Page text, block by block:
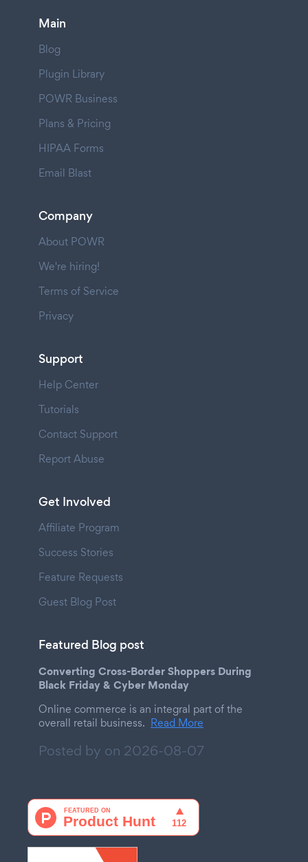
Main
Blog
Plugin Library
POWR Business
Plans & Pricing
HIPAA Forms
Email Blast
Company
About POWR
We're hiring!
Terms of Service
Privacy
Support
Help Center
Tutorials
Contact Support
Report Abuse
Get Involved
Affiliate Program
Success Stories
Feature Requests
Guest Blog Post
Featured Blog post
Converting Cross-Border Shoppers During
Black Friday & Cyber Monday
Online commerce is an integral part of the
overall retail business. Read More
Posted by on 2026-08-07